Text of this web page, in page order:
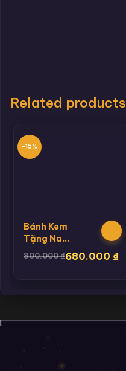
Related products
-15%
Bánh Kem
Tặng Nam
: Black
Bussiness
800.000₫680.000 ₫